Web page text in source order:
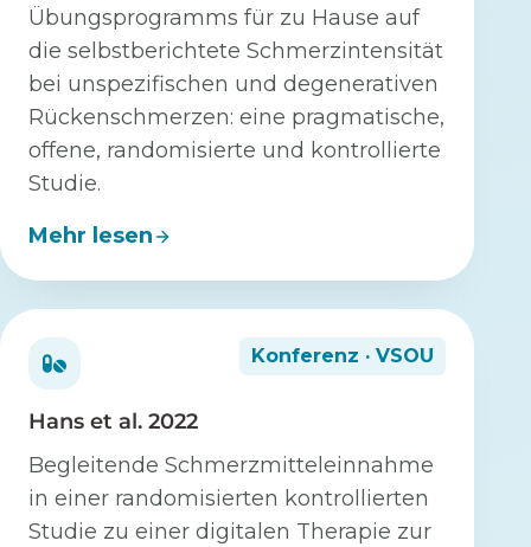
Übungsprogramms für zu Hause auf
die selbstberichtete Schmerzintensität
bei unspezifischen und degenerativen
Rückenschmerzen: eine pragmatische,
offene, randomisierte und kontrollierte
Studie.
Mehr lesen
Konferenz · VSOU
Hans et al. 2022
Begleitende Schmerzmitteleinnahme
in einer randomisierten kontrollierten
Studie zu einer digitalen Therapie zur